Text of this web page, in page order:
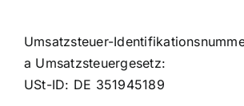
Umsatzsteuer-
a Umsatzsteuergesetz:
USt-ID: DE 351945189